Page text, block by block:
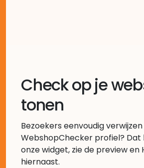
Check op je
tonen
Bezoekers eenvoudig
WebshopChecker profiel? Dat
onze widget, zie de preview en
hiernaast.